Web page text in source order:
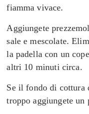
fiamma vivace.
Aggiungete
sale e mescolate.
la padella con un
altri 10 minuti circa.
Se il fondo di cottura
troppo aggiungete un